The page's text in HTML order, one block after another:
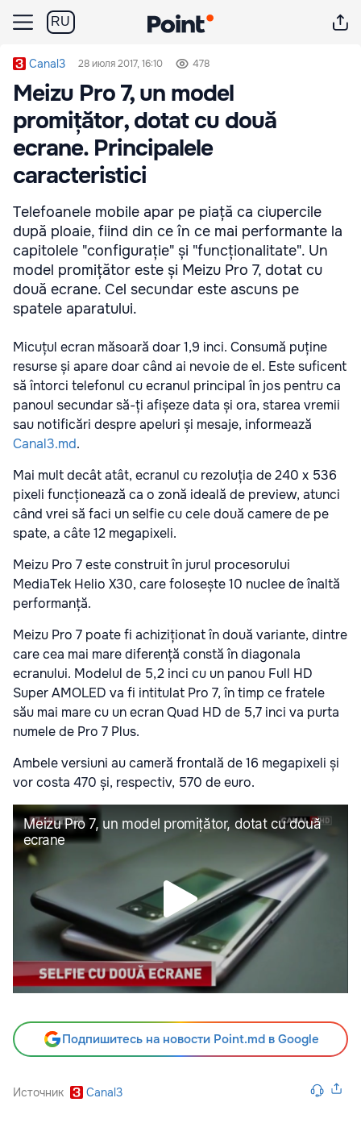
RU
Canal3 28 июля 2017, 16:10 478
Meizu Pro 7, un model
promițător, dotat cu două
ecrane. Principalele
caracteristici
Telefoanele mobile apar pe piață ca ciupercile
după ploaie, fiind din ce în ce mai performante la
capitolele "configurație" și "funcționalitate". Un
model promițător este și Meizu Pro 7, dotat cu
două ecrane. Cel secundar este ascuns pe
spatele aparatului.
Micuțul ecran măsoară doar 1,9 inci. Consumă puține
resurse și apare doar când ai nevoie de el. Este suficent
să întorci telefonul cu ecranul principal în jos pentru ca
panoul secundar să-ți afișeze data și ora, starea vremii
sau notificări despre apeluri și mesaje, informează
Canal3.md.
Mai mult decât atât, ecranul cu rezoluția de 240 x 536
pixeli funcționează ca o zonă ideală de preview, atunci
când vrei să faci un selfie cu cele două camere de pe
spate, a câte 12 megapixeli.
Meizu Pro 7 este construit în jurul procesorului
MediaTek Helio X30, care folosește 10 nuclee de înaltă
performanță.
Meizu Pro 7 poate fi achiziționat în două variante, dintre
care cea mai mare diferență constă în diagonala
ecranului. Modelul de 5,2 inci cu un panou Full HD
Super AMOLED va fi intitulat Pro 7, în timp ce fratele
său mai mare cu un ecran Quad HD de 5,7 inci va purta
numele de Pro 7 Plus.
Ambele versiuni au cameră frontală de 16 megapixeli și
vor costa 470 și, respectiv, 570 de euro.
Подпишитесь на новости Point.md в Google
Источник Canal3